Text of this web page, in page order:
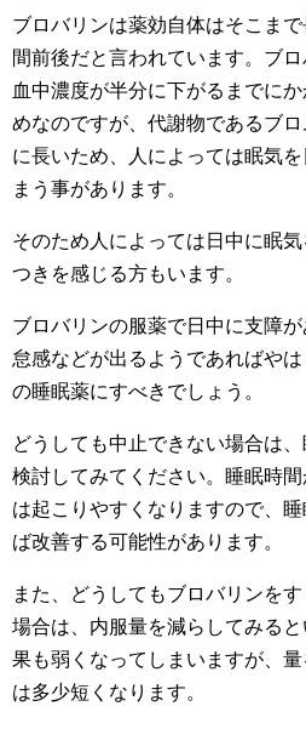
ブロバリンは薬効自体はそこま
間前後だと言われています。ブ
血中濃度が半分に下がるまでに
めなのですが、代謝物であるブ
に長いため、人によっては眠気
まう事があります。
そのため人によっては日中に眠
つきを感じる方もいます。
ブロバリンの服薬で日中に支障
怠感などが出るようであればや
の睡眠薬にすべきでしょう。
どうしても中止できない場合は
検討してみてください。睡眠時
は起こりやすくなりますので、
ば改善する可能性があります。
また、どうしてもブロバリンを
場合は、内服量を減らしてみる
果も弱くなってしまいますが、
は多少短くなります。